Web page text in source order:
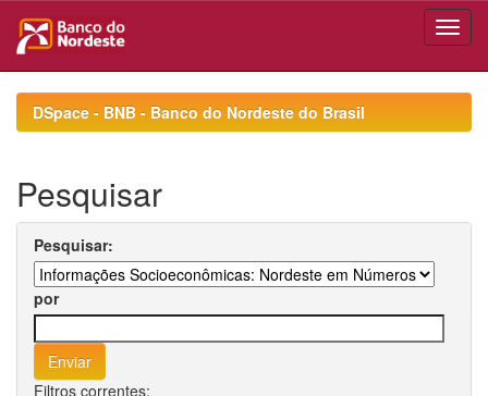
navigationDSpace - BNB - Banco do Nordeste do Brasil
Pesquisar
Pesquisar:
por
Filtros correntes: